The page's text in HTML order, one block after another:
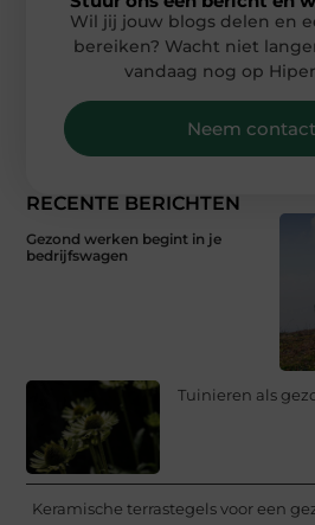
RECENTE BERICHTEN
Gezond werken begint in je
bedrijfswagen
Tuinieren als
Keramische terrastegels voor een
Wil jij jouw blogs delen en
bereiken? Wacht niet
vandaag nog op
Neem